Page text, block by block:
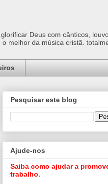
Deus com cânticos,
melhor da música cristã.
Pesquisar este blog
Ajude-nos
Saiba como ajudar a
trabalho.